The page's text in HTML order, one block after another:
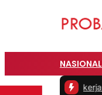
NASIONAL
saat Bekerja dari Rumah